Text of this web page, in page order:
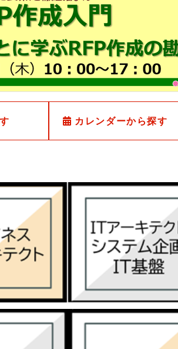
カレンダーから探す